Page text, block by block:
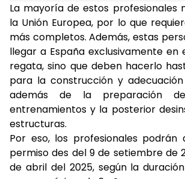
La mayoría de estos profesionales
la Unión Europea, por lo que
más completos. Además, estas
llegar a España exclusivamente
regata, sino que deben hacerlo
para la construcción y
además de la preparación
entrenamientos y la posterior
estructuras.
Por eso, los profesionales
permiso des del 9 de setiembre de
de abril del 2025, según la